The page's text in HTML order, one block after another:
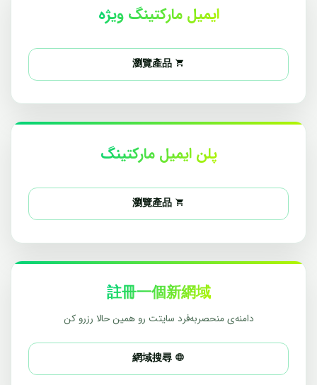
ایمیل مارکتینگ ویژه
瀏覽產品
پلن ایمیل مارکتینگ
瀏覽產品
註冊一個新網域
دامنه‌ی منحصربه‌فرد سایتت رو همین حالا رزرو کن